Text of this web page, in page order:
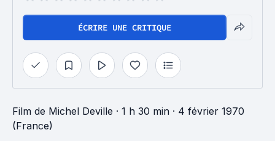
ÉCRIRE UNE CRITIQUE
Film de Michel Deville · 1 h 30 min · 4 février 1970
(France)